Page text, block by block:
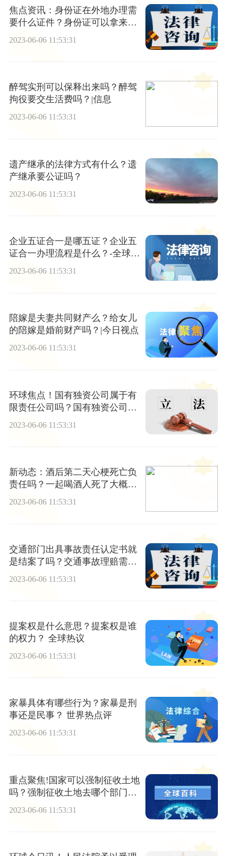
焦点资讯：身份证在外地办理需
要什么证件？身份证可以拿来贷
2023-06-06 11:53:31
醉驾实刑可以保释出来吗？醉驾
拘役要交生活费吗？|信息
2023-06-06 11:53:31
遗产继承的法律方式有什么？遗
产继承要公证吗？
2023-06-06 11:53:31
企业五证合一是哪五证？企业五
证合一办理流程是什么？-全球快
播报
2023-06-06 11:53:31
陪嫁是夫妻共同财产么？给女儿
的陪嫁是婚前财产吗？|今日视点
2023-06-06 11:53:31
环球焦点！国有独资公司属于有
限责任公司吗？国有独资公司的
2023-06-06 11:53:31
新动态：酒后第二天心梗死亡负
责任吗？一起喝酒人死了大概要
赔多少钱？
2023-06-06 11:53:31
交通部门出具事故责任认定书就
是结案了吗？交通事故理赔需要
2023-06-06 11:53:31
提案权是什么意思？提案权是谁
的权力？ 全球热议
2023-06-06 11:53:31
家暴具体有哪些行为？家暴是刑
事还是民事？ 世界热点评
2023-06-06 11:53:31
重点聚焦!国家可以强制征收土地
吗？强制征收土地去哪个部门投
2023-06-06 11:53:31